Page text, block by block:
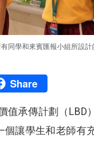
同學和來賓匯報小組所設計
Share
值承傳計劃（LBD
讓學生和老師有